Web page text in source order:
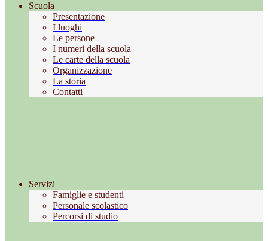
Scuola
Presentazione
I luoghi
Le persone
I numeri della scuola
Le carte della scuola
Organizzazione
La storia
Contatti
Servizi
Famiglie e studenti
Personale scolastico
Percorsi di studio